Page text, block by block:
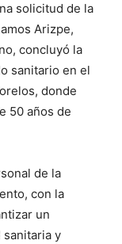
solicitud de la
Arizpe,
concluyó la
sanitario en el
donde
50 años de
de la
con la
un
y